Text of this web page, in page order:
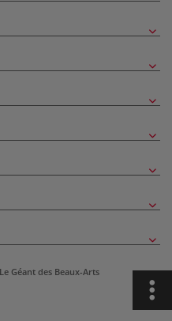
Géant des Beaux-Arts